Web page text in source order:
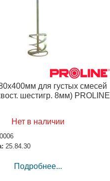
для густых смесей
шестигр. 8мм) PROLINE
Нет в наличии
25.84.30
Подробнее...